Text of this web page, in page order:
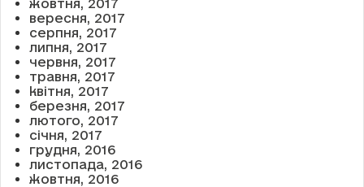
жовтня, 2017
вересня, 2017
серпня, 2017
липня, 2017
червня, 2017
травня, 2017
квітня, 2017
березня, 2017
лютого, 2017
січня, 2017
грудня, 2016
листопада, 2016
жовтня, 2016